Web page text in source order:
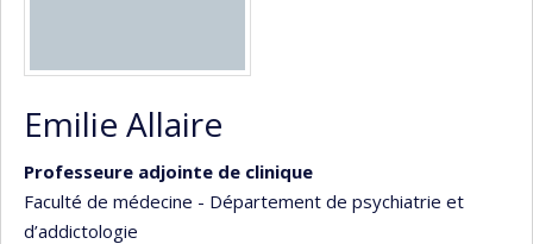
Emilie Allaire
Professeure adjointe de clinique
Faculté de médecine - Département de psychiatrie et
d’addictologie